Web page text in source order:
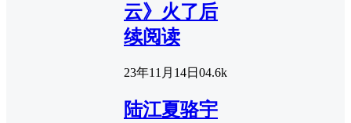
云》火了后
续阅读
23年11月14日 04.6k
陆江夏骆宇